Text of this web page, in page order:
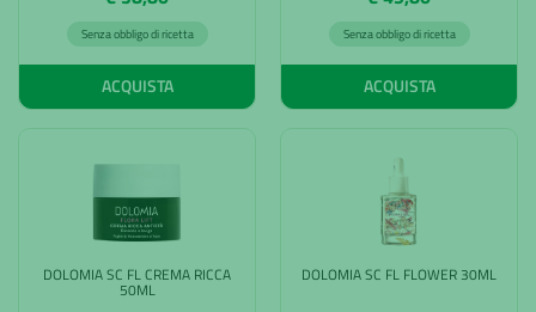
Senza obbligo di ricetta
ACQUISTA
Senza obbligo di ricetta
ACQUISTA
DOLOMIA SC FL CREMA RICCA
50ML
DOLOMIA SC FL FLOWER 30ML